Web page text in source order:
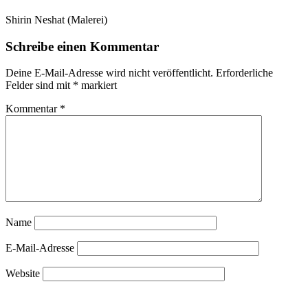
Shirin Neshat (Malerei)
Schreibe einen Kommentar
Deine E-Mail-Adresse wird nicht veröffentlicht. Erforderliche
Felder sind mit * markiert
Kommentar *
Name
E-Mail-Adresse
Website